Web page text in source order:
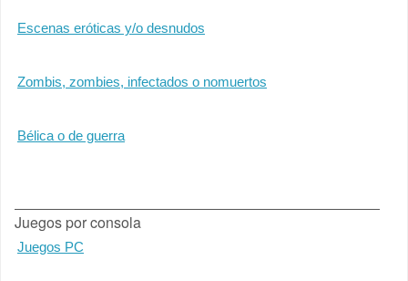
Escenas eróticas y/o desnudos
Zombis, zombies, infectados o nomuertos
Bélica o de guerra
Juegos por consola
Juegos PC